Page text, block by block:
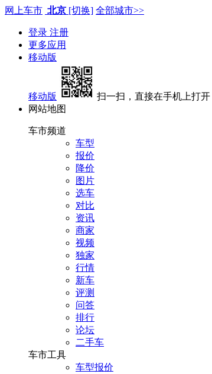
网上车市 北京 [切换] 全部城市>>
登录 注册
更多应用
移动版
移动版
扫一扫，直接在手机上打开
网站地图
车市频道
车型
报价
降价
图片
选车
对比
资讯
商家
视频
独家
行情
新车
评测
问答
排行
论坛
二手车
车市工具
车型报价